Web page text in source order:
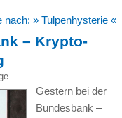
nach: » Tulpenhysterie «
– Krypto-
Gestern bei der
Bundesbank –